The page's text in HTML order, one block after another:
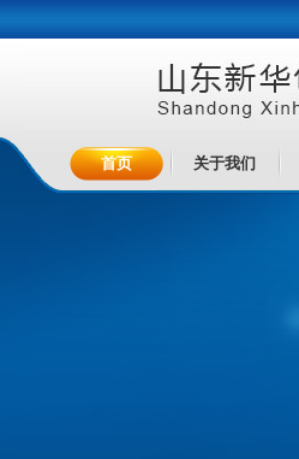
首页 关于我们
关于我们